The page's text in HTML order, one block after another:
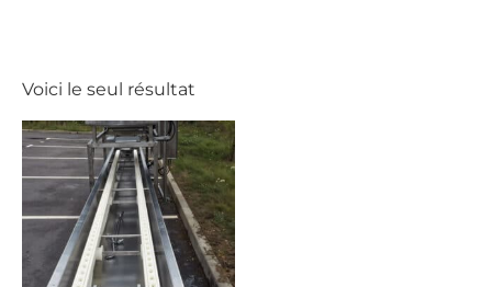
Voici le seul résultat